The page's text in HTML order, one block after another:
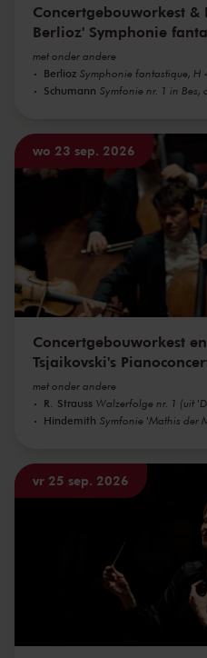
Concertgebouworkest &
Berlioz' Symphonie
met onder andere
Berlioz Symphonie fantastique, H
Schumann Symfonie nr. 1 in Bes,
wo 23 sep. 2026
Concertgebouworkest
Tsjaikovski's
met onder andere
R. Strauss Walzerfolge nr. 1 (uit
Hindemith Symfonie 'Mathis der
vr 25 sep. 2026